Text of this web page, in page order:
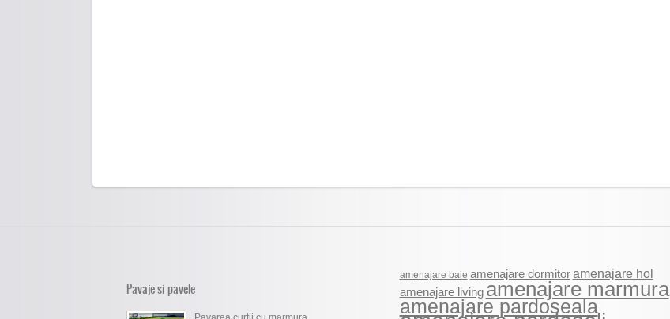
Pavaje si pavele
amenajare baie amenajare dormitor amenajare hol
amenajare living amenajare marmura
amenajare pardoseala